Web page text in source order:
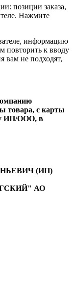
позиции заказа,
Нажмите
информацию
повторить к вводу
вам не подходят,
товара, с карты
ИП/ООО, в
(ИП)
АО